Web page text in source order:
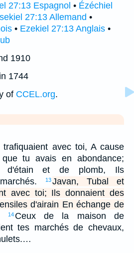
27:13 Espagnol • Ézéchiel
27:13 Allemand •
• Ezekiel 27:13 Anglais •
1910
1744
of CCEL.org.
trafiquaient avec toi, A cause
tu avais en abondance;
d'étain et de plomb, Ils
13Javan, Tubal et
avec toi; Ils donnaient des
d'airain En échange de
14 Ceux de la maison de
tes marchés de chevaux,